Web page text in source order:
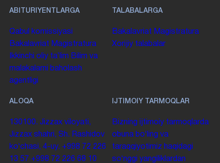
ABITURIYENTLARGA
Qabul komissiyasi
Bakalavriat Magistratura
Ikkinchi oliy taʼlim Bilim va
malakalarni baholash
agentligi
TALABALARGA
Bakalavriat Magistratura
Xorijiy talabalar
ALOQA
130100. Jizzax viloyati,
Jizzax shahri, Sh. Rashidov
koʻchasi, 4-uy. +998 72 226
13 57 +998 72 226 68 10
IJTIMOIY TARMOQLAR
Bizning ijtimoiy tarmoqlarda
obuna boʻling va
taraqqiyotimiz haqidagi
soʻnggi yangiliklardan